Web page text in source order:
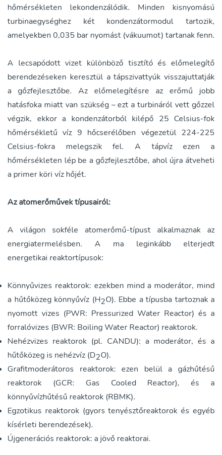
hőmérsékleten lekondenzálódik. Minden kisnyomású
turbinaegységhez két kondenzátormodul tartozik,
amelyekben 0,035 bar nyomást (vákuumot) tartanak fenn.
A lecsapódott vizet különböző tisztító és előmelegítő
berendezéseken keresztül a tápszivattyúk visszajuttatják
a gőzfejlesztőbe. Az előmelegítésre az erőmű jobb
hatásfoka miatt van szükség – ezt a turbináról vett gőzzel
végzik, ekkor a kondenzátorból kilépő 25 Celsius-fok
hőmérsékletű víz 9 hőcserélőben végezetül 224-225
Celsius-fokra melegszik fel. A tápvíz ezen a
hőmérsékleten lép be a gőzfejlesztőbe, ahol újra átveheti
a primer köri víz hőjét.
Az atomerőművek típusairól:
A világon sokféle atomerőmű-típust alkalmaznak az
energiatermelésben. A ma leginkább elterjedt
energetikai reaktortípusok:
Könnyűvizes reaktorok: ezekben mind a moderátor, mind
a hűtőközeg könnyűvíz (H2O). Ebbe a típusba tartoznak a
nyomott vizes (PWR: Pressurized Water Reactor) és a
forralóvizes (BWR: Boiling Water Reactor) reaktorok.
Nehézvizes reaktorok (pl. CANDU): a moderátor, és a
hűtőközeg is nehézvíz (D2O).
Grafitmoderátoros reaktorok: ezen belül a gázhűtésű
reaktorok (GCR: Gas Cooled Reactor), és a
könnyűvízhűtésű reaktorok (RBMK).
Egzotikus reaktorok (gyors tenyésztőreaktorok és egyéb
kísérleti berendezések).
Újgenerációs reaktorok: a jövő reaktorai.